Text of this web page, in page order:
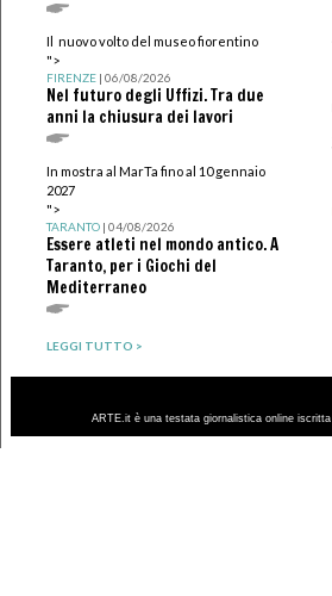
Il nuovo volto del museo fiorentino
">
FIRENZE| 06/08/2026
Nel futuro degli Uffizi. Tra due
anni la chiusura dei lavori
In mostra al MarTa fino al 10 gennaio
2027
">
TARANTO| 04/08/2026
Essere atleti nel mondo antico. A
Taranto, per i Giochi del
Mediterraneo
LEGGI TUTTO >
ARTE.it è una testata giornalistica online